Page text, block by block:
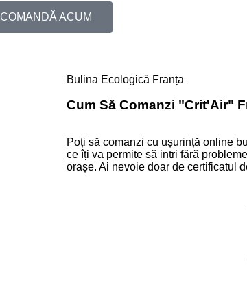
COMANDĂ ACUM
Bulina Ecologică Franța
Cum Să Comanzi "Crit'Air"
Poți să comanzi cu ușurință online
ce îți va permite să intri fără
orașe. Ai nevoie doar de certificatul